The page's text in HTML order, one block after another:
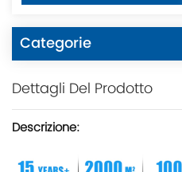
Categorie
Dettagli Del Prodotto
Descrizione: